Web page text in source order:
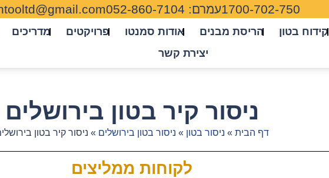
1700-702-750עמרם: 052-860-7104
קידוח בטון הריסת מבנים אודות סמנטו פרויקטים מדריכים
יצירת קשר
ניסור קיר בטון בירושלים
דף הבית » ניסור בטון » ניסור בטון בירושלים » ניסור קיר בטון
לקוחות ממליצים